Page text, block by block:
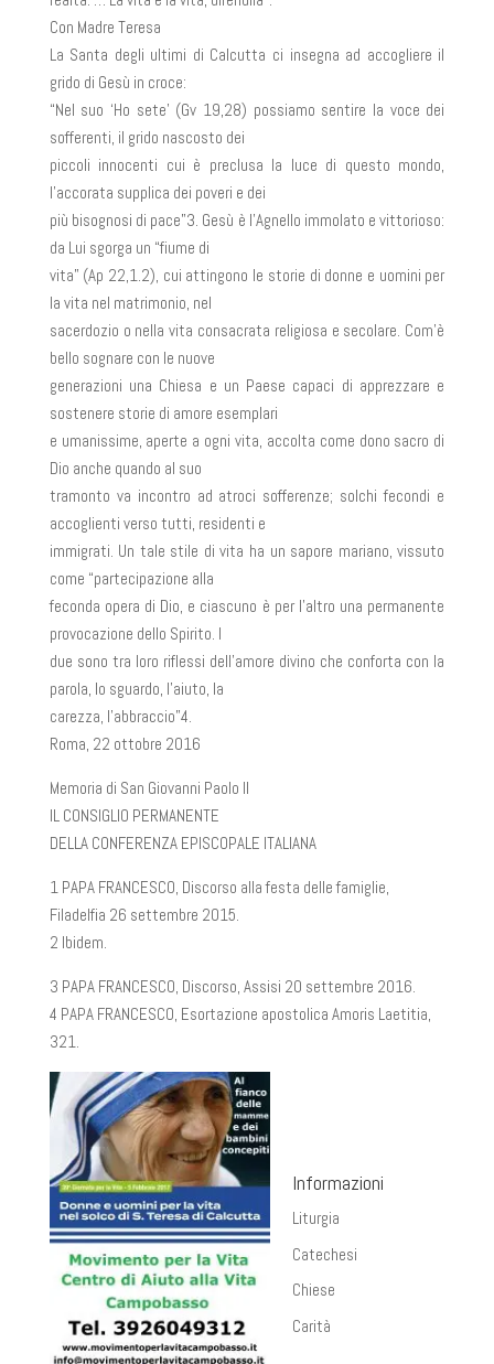
Con Madre Teresa
La Santa degli ultimi di Calcutta ci insegna ad accogliere il
grido di Gesù in croce:
“Nel suo ‘Ho sete’ (Gv 19,28) possiamo sentire la voce dei
sofferenti, il grido nascosto dei
piccoli innocenti cui è preclusa la luce di questo mondo,
l’accorata supplica dei poveri e dei
più bisognosi di pace”3. Gesù è l’Agnello immolato e vittorioso:
da Lui sgorga un “fiume di
vita” (Ap 22,1.2), cui attingono le storie di donne e uomini per
la vita nel matrimonio, nel
sacerdozio o nella vita consacrata religiosa e secolare. Com’è
bello sognare con le nuove
generazioni una Chiesa e un Paese capaci di apprezzare e
sostenere storie di amore esemplari
e umanissime, aperte a ogni vita, accolta come dono sacro di
Dio anche quando al suo
tramonto va incontro ad atroci sofferenze; solchi fecondi e
accoglienti verso tutti, residenti e
immigrati. Un tale stile di vita ha un sapore mariano, vissuto
come “partecipazione alla
feconda opera di Dio, e ciascuno è per l’altro una permanente
provocazione dello Spirito. I
due sono tra loro riflessi dell’amore divino che conforta con la
parola, lo sguardo, l’aiuto, la
carezza, l’abbraccio”4.
Roma, 22 ottobre 2016
Memoria di San Giovanni Paolo II
IL CONSIGLIO PERMANENTE
DELLA CONFERENZA EPISCOPALE ITALIANA
1 PAPA FRANCESCO, Discorso alla festa delle famiglie,
Filadelfia 26 settembre 2015.
2 Ibidem.
3 PAPA FRANCESCO, Discorso, Assisi 20 settembre 2016.
4 PAPA FRANCESCO, Esortazione apostolica Amoris Laetitia,
321.
Informazioni
Liturgia
Catechesi
Chiese
Carità